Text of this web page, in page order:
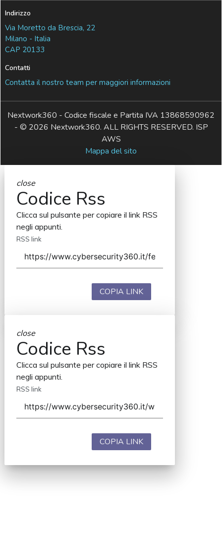
Indirizzo
Via Moretto da Brescia, 22
Milano - Italia
CAP 20133
Contatti
Contatta il nostro team per maggiori informazioni
Nextwork360 - Codice fiscale e Partita IVA 13868590962
- © 2026 Nextwork360. ALL RIGHTS RESERVED. ISP
AWS
Mappa del sito
close
Codice Rss
Clicca sul pulsante per copiare il link RSS
negli appunti.
RSS link
COPIA LINK
close
Codice Rss
Clicca sul pulsante per copiare il link RSS
negli appunti.
RSS link
COPIA LINK